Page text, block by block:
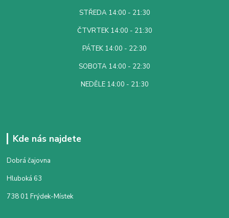
STŘEDA 14:00 - 21:30
ČTVRTEK 14:00 - 21:30
PÁTEK 14:00 - 22:30
SOBOTA 14:00 - 22:30
NEDĚLE 14:00 - 21:30
Kde nás najdete
Dobrá čajovna
Hluboká 63
738 01 Frýdek-Místek